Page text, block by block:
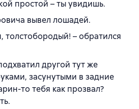
простой – ты увидишь.
вывел лошадей.
толстобородый! – обратился
другой тут же
засунутыми в задние
то тебя как прозвал?